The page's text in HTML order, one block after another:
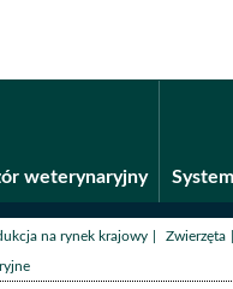
weterynaryjny
na rynek krajowy /Zwierzęta